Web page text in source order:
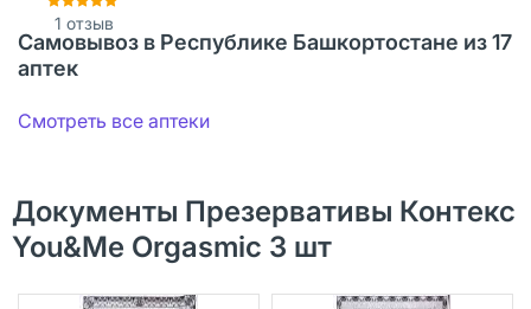
1 отзыв
Самовывоз в Республике Башкортостане из 17
аптек
Смотреть все аптеки
Документы Презервативы Контекс
You&Me Orgasmic 3 шт